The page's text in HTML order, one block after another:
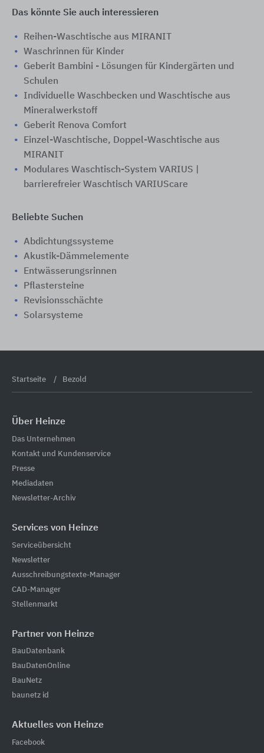
Das könnte Sie auch interessieren
Reihen-Waschtische aus MIRANIT
Waschrinnen für Kinder
Geberit Bambini - Lösungen für Kindergärten und
Schulen
Individuelle Waschbecken und Waschtische aus
Mineralwerkstoff
Geberit Renova Comfort
Einzel-Waschtische, Doppel-Waschtische aus
MIRANIT
Modulares Waschtisch-System VARIUS |
barrierefreier Waschtisch VARIUScare
Beliebte Suchen
Abdichtungssysteme
Akustik-Dämmelemente
Entwässerungsrinnen
Pflastersteine
Revisionsschächte
Solarsysteme
Startseite Bezold
Über Heinze
Das Unternehmen
Kontakt und Kundenservice
Presse
Mediadaten
Newsletter-Archiv
Services von Heinze
Serviceübersicht
Newsletter
Ausschreibungstexte-Manager
CAD-Manager
Stellenmarkt
Partner von Heinze
BauDatenbank
BauDatenOnline
BauNetz
baunetz id
Aktuelles von Heinze
Facebook